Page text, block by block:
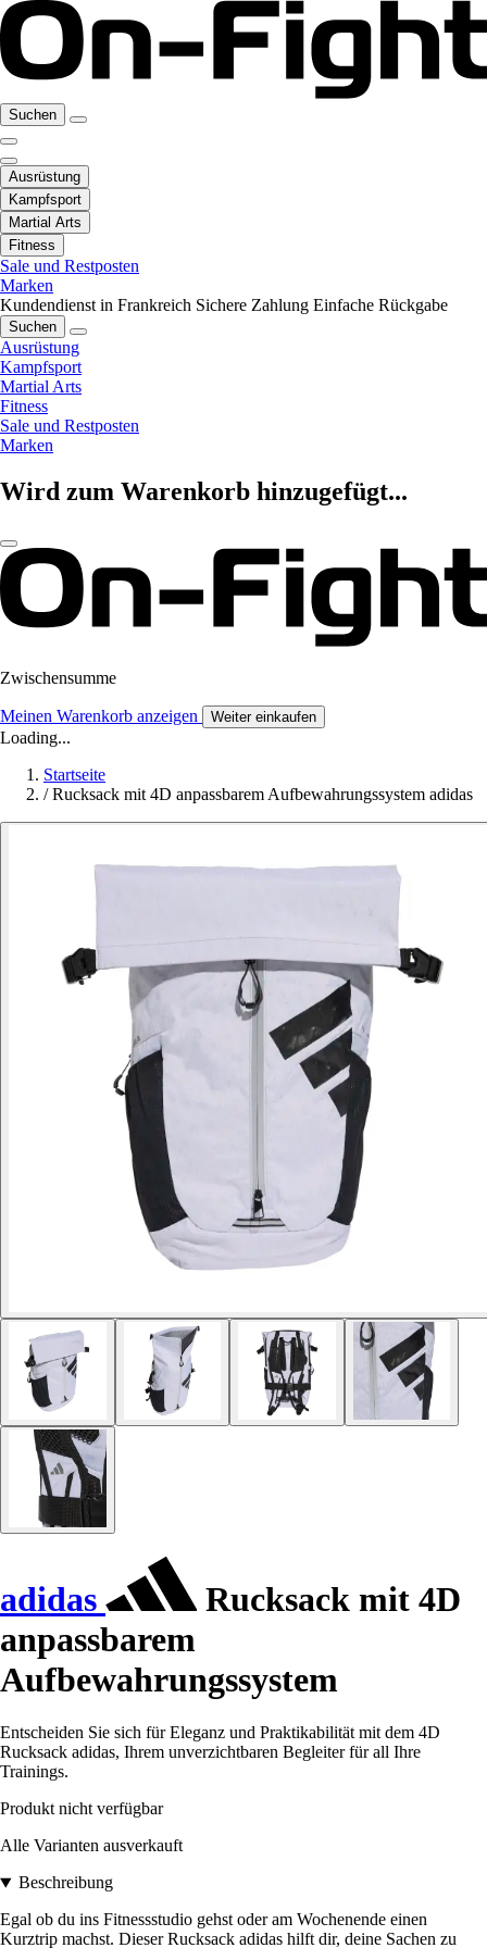
Suchen
Ausrüstung
Kampfsport
Martial Arts
Fitness
Sale und Restposten
Marken
Kundendienst in Frankreich Sichere Zahlung Einfache Rückgabe
Suchen
Ausrüstung
Kampfsport
Martial Arts
Fitness
Sale und Restposten
Marken
Wird zum Warenkorb hinzugefügt...
Zwischensumme
Meinen Warenkorb anzeigen Weiter einkaufen
Loading...
Startseite
/ Rucksack mit 4D anpassbarem Aufbewahrungssystem adidas
adidas
Rucksack mit 4D
anpassbarem
Aufbewahrungssystem
Entscheiden Sie sich für Eleganz und Praktikabilität mit dem 4D
Rucksack adidas, Ihrem unverzichtbaren Begleiter für all Ihre
Trainings.
Produkt nicht verfügbar
Alle Varianten ausverkauft
Beschreibung
Egal ob du ins Fitnessstudio gehst oder am Wochenende einen
Kurztrip machst. Dieser Rucksack adidas hilft dir, deine Sachen zu